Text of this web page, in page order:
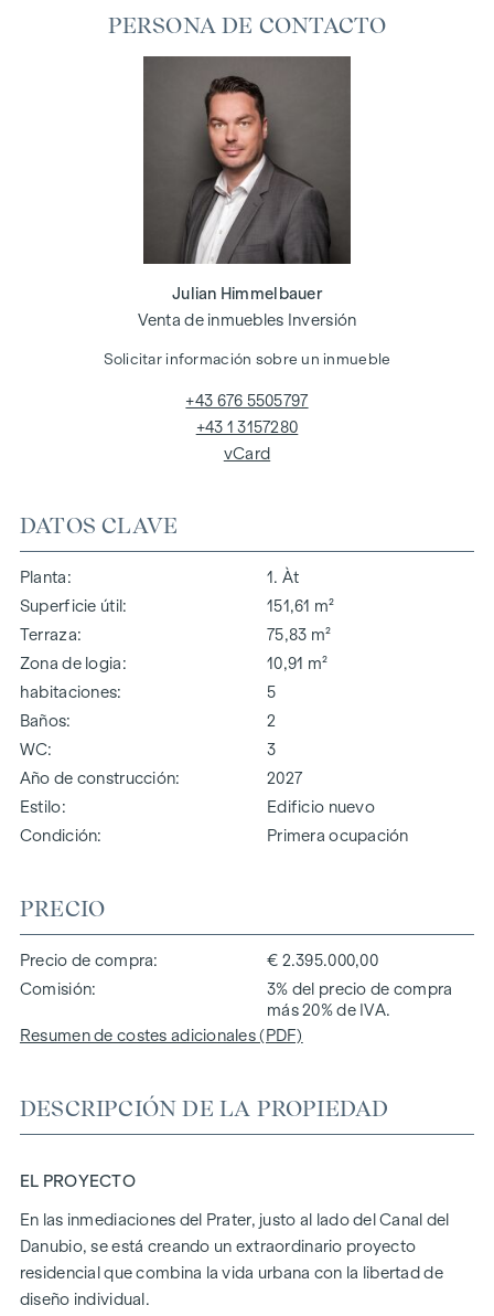
DATOS CLAVE
Planta
1. Àt
Superficie útil
151,61 m²
Terraza
75,83 m²
Zona de logia
10,91 m²
habitaciones
5
Baños
2
WC
3
Año de construcción
2027
Estilo
Edificio nuevo
Condición
Primera ocupación
PRECIO
Precio de compra
€ 2.395.000,00
Comisión
3% del precio de compra
más 20% de IVA.
Resumen de costes adicionales (PDF)
DESCRIPCIÓN DE LA PROPIEDAD
EL PROYECTO
En las inmediaciones del Prater, justo al lado del Canal del
Danubio, se está creando un extraordinario proyecto
residencial que combina la vida urbana con la libertad de
diseño individual.
PERSONA DE CONTACTO
Julian Himmelbauer
Venta de inmuebles Inversión
Solicitar información sobre un inmueble
+43 676 5505797
+43 1 3157280
vCard